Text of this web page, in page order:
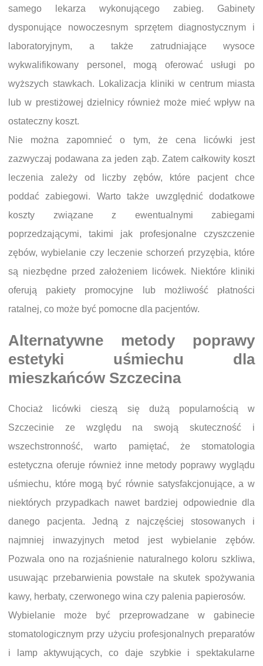
samego lekarza wykonującego zabieg. Gabinety
dysponujące nowoczesnym sprzętem diagnostycznym i
laboratoryjnym, a także zatrudniające wysoce
wykwalifikowany personel, mogą oferować usługi po
wyższych stawkach. Lokalizacja kliniki w centrum miasta
lub w prestiżowej dzielnicy również może mieć wpływ na
ostateczny koszt.
Nie można zapomnieć o tym, że cena licówki jest
zazwyczaj podawana za jeden ząb. Zatem całkowity koszt
leczenia zależy od liczby zębów, które pacjent chce
poddać zabiegowi. Warto także uwzględnić dodatkowe
koszty związane z ewentualnymi zabiegami
poprzedzającymi, takimi jak profesjonalne czyszczenie
zębów, wybielanie czy leczenie schorzeń przyzębia, które
są niezbędne przed założeniem licówek. Niektóre kliniki
oferują pakiety promocyjne lub możliwość płatności
ratalnej, co może być pomocne dla pacjentów.
Alternatywne metody poprawy
estetyki uśmiechu dla
mieszkańców Szczecina
Chociaż licówki cieszą się dużą popularnością w
Szczecinie ze względu na swoją skuteczność i
wszechstronność, warto pamiętać, że stomatologia
estetyczna oferuje również inne metody poprawy wyglądu
uśmiechu, które mogą być równie satysfakcjonujące, a w
niektórych przypadkach nawet bardziej odpowiednie dla
danego pacjenta. Jedną z najczęściej stosowanych i
najmniej inwazyjnych metod jest wybielanie zębów.
Pozwala ono na rozjaśnienie naturalnego koloru szkliwa,
usuwając przebarwienia powstałe na skutek spożywania
kawy, herbaty, czerwonego wina czy palenia papierosów.
Wybielanie może być przeprowadzane w gabinecie
stomatologicznym przy użyciu profesjonalnych preparatów
i lamp aktywujących, co daje szybkie i spektakularne